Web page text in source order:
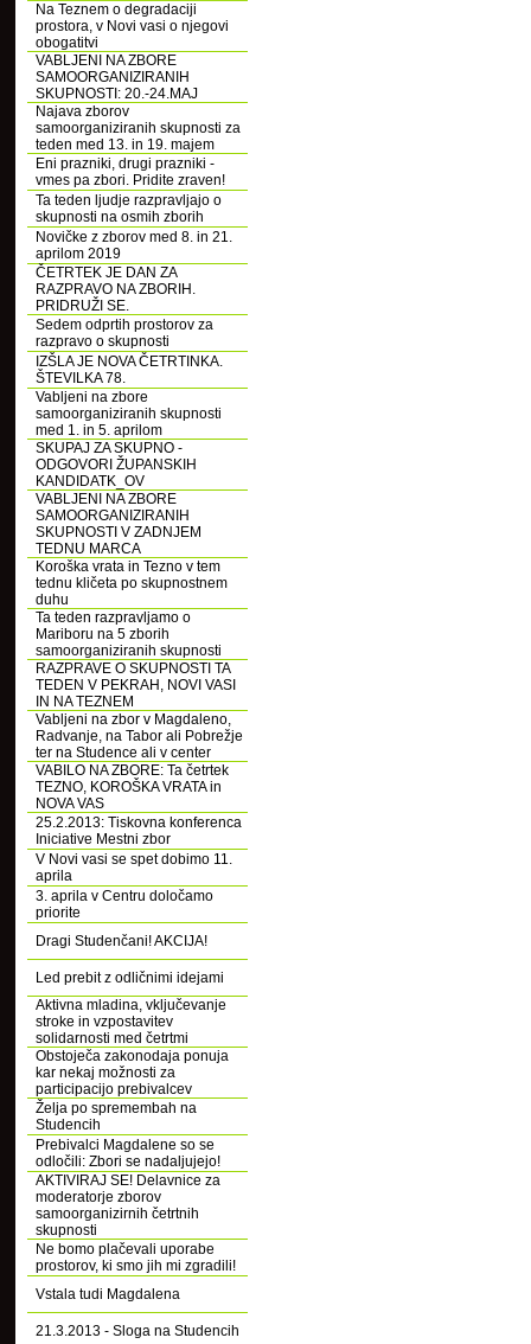
Na Teznem o degradaciji
prostora, v Novi vasi o njegovi
obogatitvi
VABLJENI NA ZBORE
SAMOORGANIZIRANIH
SKUPNOSTI: 20.-24.MAJ
Najava zborov
samoorganiziranih skupnosti za
teden med 13. in 19. majem
Eni prazniki, drugi prazniki -
vmes pa zbori. Pridite zraven!
Ta teden ljudje razpravljajo o
skupnosti na osmih zborih
Novičke z zborov med 8. in 21.
aprilom 2019
ČETRTEK JE DAN ZA
RAZPRAVO NA ZBORIH.
PRIDRUŽI SE.
Sedem odprtih prostorov za
razpravo o skupnosti
IZŠLA JE NOVA ČETRTINKA.
ŠTEVILKA 78.
Vabljeni na zbore
samoorganiziranih skupnosti
med 1. in 5. aprilom
SKUPAJ ZA SKUPNO -
ODGOVORI ŽUPANSKIH
KANDIDATK_OV
VABLJENI NA ZBORE
SAMOORGANIZIRANIH
SKUPNOSTI V ZADNJEM
TEDNU MARCA
Koroška vrata in Tezno v tem
tednu kličeta po skupnostnem
duhu
Ta teden razpravljamo o
Mariboru na 5 zborih
samoorganiziranih skupnosti
RAZPRAVE O SKUPNOSTI TA
TEDEN V PEKRAH, NOVI VASI
IN NA TEZNEM
Vabljeni na zbor v Magdaleno,
Radvanje, na Tabor ali Pobrežje
ter na Studence ali v center
VABILO NA ZBORE: Ta četrtek
TEZNO, KOROŠKA VRATA in
NOVA VAS
25.2.2013: Tiskovna konferenca
Iniciative Mestni zbor
V Novi vasi se spet dobimo 11.
aprila
3. aprila v Centru določamo
priorite
Dragi Studenčani! AKCIJA!
Led prebit z odličnimi idejami
Aktivna mladina, vključevanje
stroke in vzpostavitev
solidarnosti med četrtmi
Obstoječa zakonodaja ponuja
kar nekaj možnosti za
participacijo prebivalcev
Želja po spremembah na
Studencih
Prebivalci Magdalene so se
odločili: Zbori se nadaljujejo!
AKTIVIRAJ SE! Delavnice za
moderatorje zborov
samoorganizirnih četrtnih
skupnosti
Ne bomo plačevali uporabe
prostorov, ki smo jih mi zgradili!
Vstala tudi Magdalena
21.3.2013 - Sloga na Studencih